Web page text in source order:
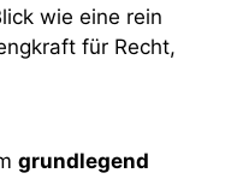
wie eine rein
für Recht,
grundlegend